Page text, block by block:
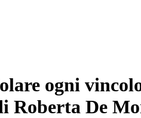
ogni
Roberta De